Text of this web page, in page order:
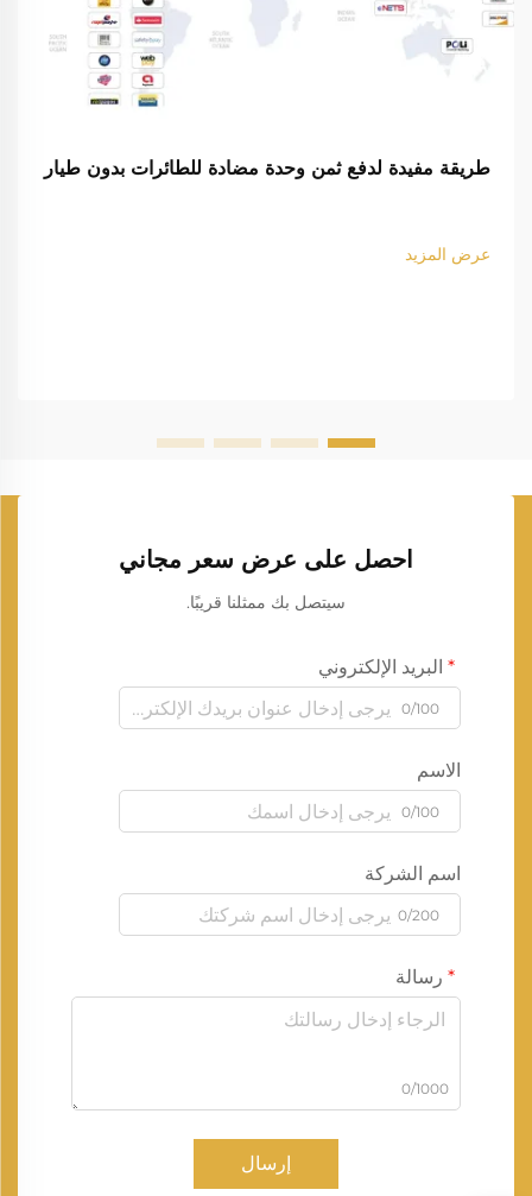
طريقة مفيدة لدفع ثمن وحدة مضادة للطائرات بدون طيار
عرض المزيد
احصل على عرض سعر مجاني
سيتصل بك ممثلنا قريبًا.
البريد الإلكتروني
0/100
الاسم
0/100
اسم الشركة
0/200
رسالة
0/1000
إرسال